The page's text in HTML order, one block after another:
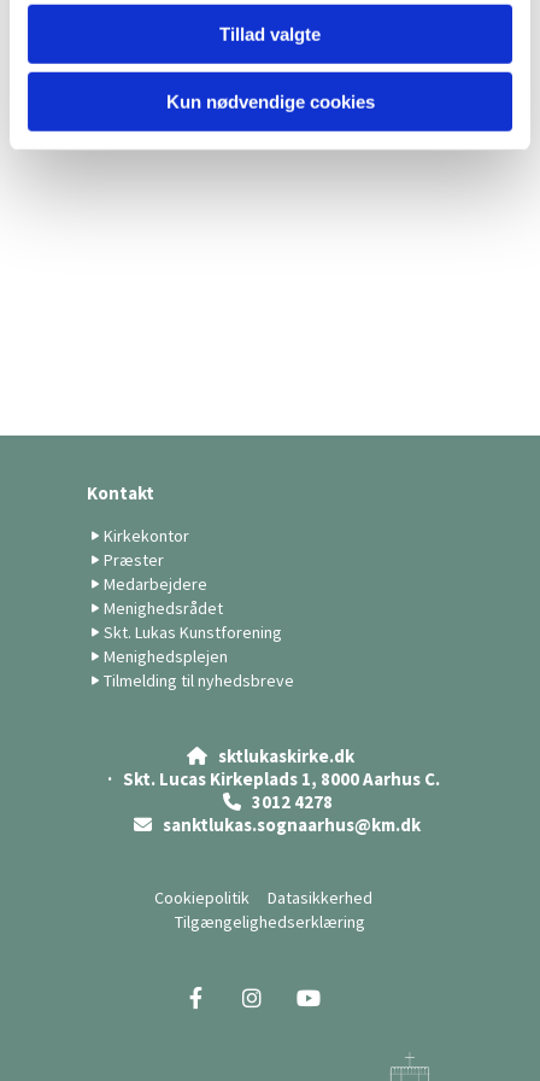
Tillad valgte
Kun nødvendige cookies
Kontakt
Kirkekontor
Præster
Medarbejdere
Menighedsrådet
Skt. Lukas Kunstforening
Menighedsplejen
Tilmelding til nyhedsbreve
sktlukaskirke.dk
· Skt. Lucas Kirkeplads 1, 8000 Aarhus C.
3012 4278
 sanktlukas.sognaarhus@km.dk
Cookiepolitik
Datasikkerhed
Tilgængelighedserklæring